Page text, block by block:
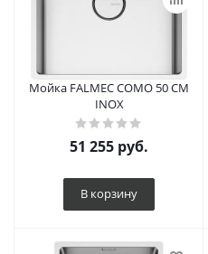
Мойка FALMEC COMO 50 CM
INOX
51 255 руб.
В корзину